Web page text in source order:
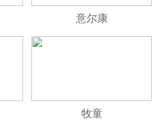
DD鞋子的设计也随之演
体，推出保暖的靴子、时尚
意尔康
牧童